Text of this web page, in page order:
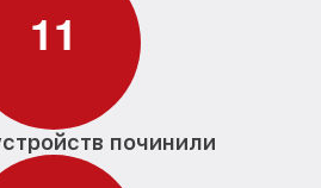
11
починили